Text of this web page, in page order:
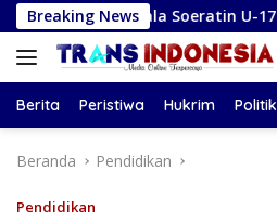
Langsung
ke
konten
Breaking News
Piala Soeratin U-17 Jawa Timur
Berita Peristiwa Hukrim Politik
Beranda Pendidikan
Pendidikan